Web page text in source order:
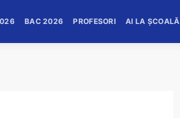
BAC 2026 PROFESORI AI LA ȘCOALĂ